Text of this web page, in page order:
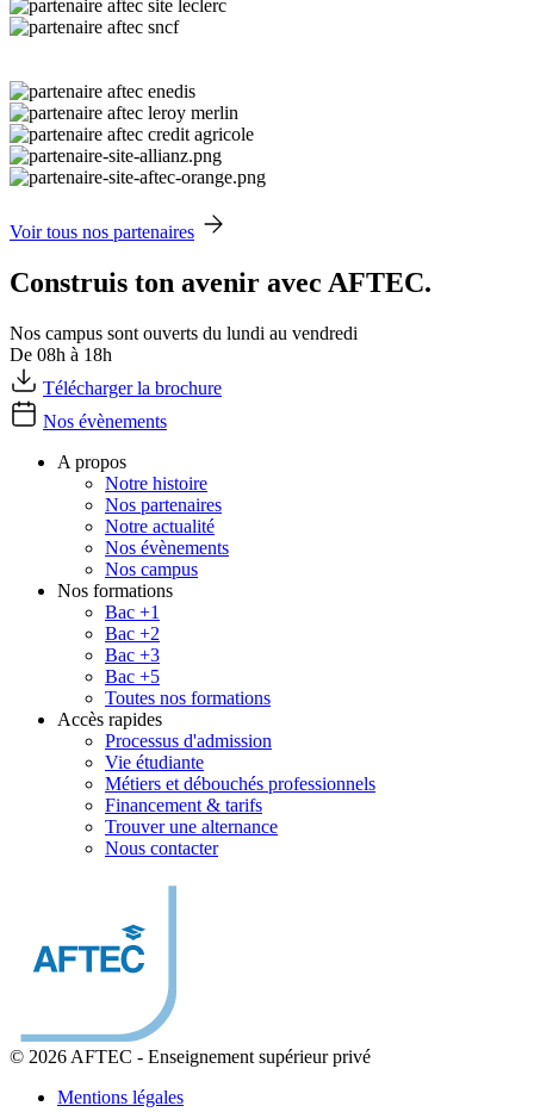
Voir tous nos partenaires
Construis ton avenir avec AFTEC.
Nos campus sont ouverts du lundi au vendredi
De 08h à 18h
Télécharger la brochure
Nos évènements
A propos
Notre histoire
Nos partenaires
Notre actualité
Nos évènements
Nos campus
Nos formations
Bac +1
Bac +2
Bac +3
Bac +5
Toutes nos formations
Accès rapides
Processus d'admission
Vie étudiante
Métiers et débouchés professionnels
Financement & tarifs
Trouver une alternance
Nous contacter
© 2026 AFTEC - Enseignement supérieur privé
Mentions légales